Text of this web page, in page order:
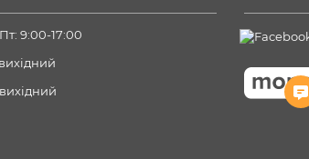
9:00-17:00